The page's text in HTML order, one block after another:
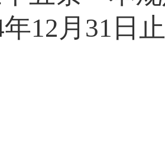
年12 月 31 日